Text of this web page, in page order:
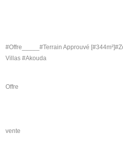
#Offre_____#Terrain Approuvé
Villas #Akouda
Offre
vente